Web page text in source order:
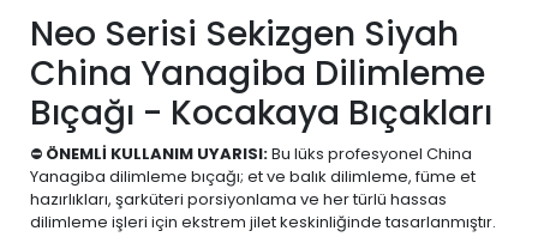
Neo Serisi Sekizgen Siyah
China Yanagiba Dilimleme
Bıçağı - Kocakaya Bıçakları
⛔ ÖNEMLİ KULLANIM UYARISI:Bu lüks profesyonel China
Yanagiba dilimleme bıçağı; et ve balık dilimleme, füme et
hazırlıkları, şarküteri porsiyonlama ve her türlü hassas
dilimleme işleri için ekstrem jilet keskinliğinde tasarlanmıştır.